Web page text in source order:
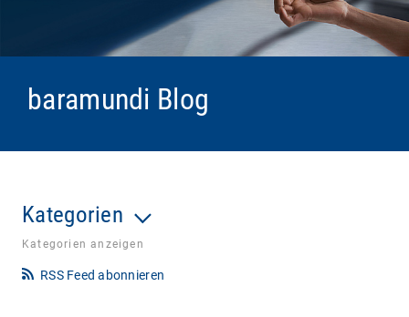
baramundi Blog
Kategorien
Kategorien anzeigen
RSS Feed abonnieren